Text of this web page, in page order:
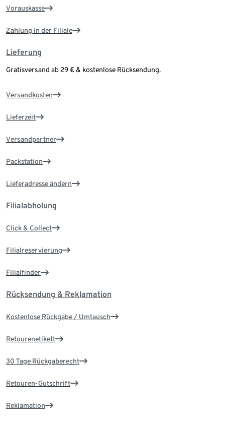
Vorauskasse
Zahlung in der Filiale
Lieferung
Gratisversand ab 29 € & kostenlose Rücksendung.
Versandkosten
Lieferzeit
Versandpartner
Packstation
Lieferadresse ändern
Filialabholung
Click & Collect
Filialreservierung
Filialfinder
Rücksendung & Reklamation
Kostenlose Rückgabe / Umtausch
Retourenetikett
30 Tage Rückgaberecht
Retouren-Gutschrift
Reklamation